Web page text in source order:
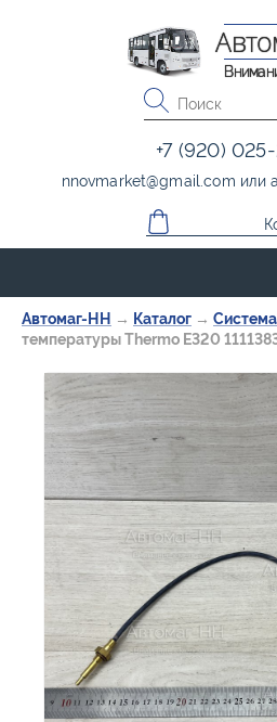
Автомаг-НН → Каталог →
температуры Thermo E320
+7 (920)
nnovmarket@gmail.com или